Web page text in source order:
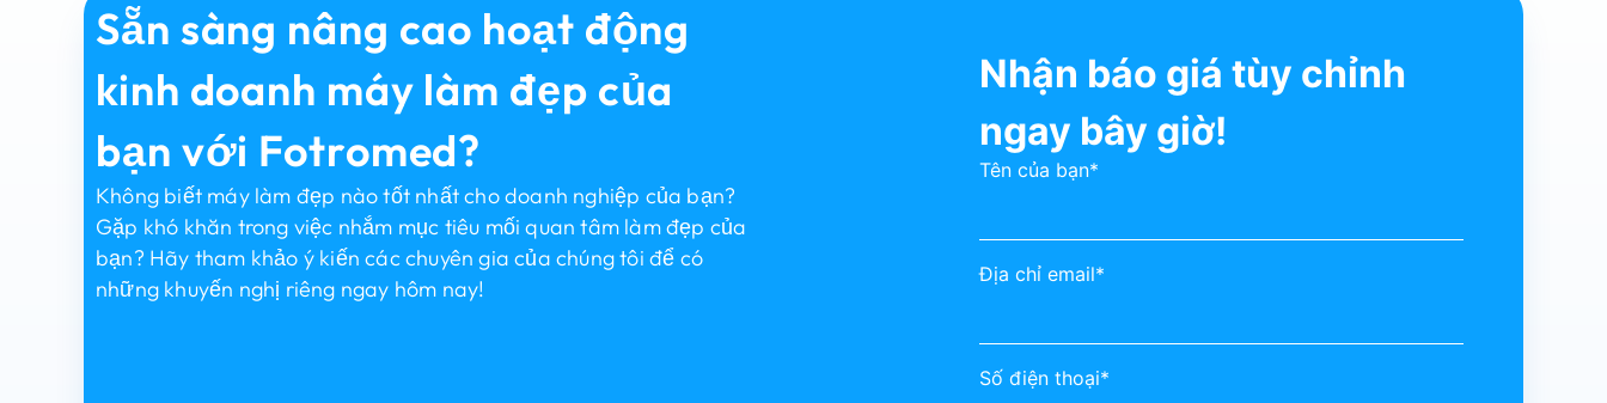
Sẵn sàng nâng cao hoạt động
kinh doanh máy làm đẹp của
bạn với Fotromed?
Không biết máy làm đẹp nào tốt nhất cho doanh nghiệp của bạn?
Gặp khó khăn trong việc nhắm mục tiêu mối quan tâm làm đẹp của
bạn? Hãy tham khảo ý kiến ​​các chuyên gia của chúng tôi để có
những khuyến nghị riêng ngay hôm nay!
Nhận báo giá tùy chỉnh
ngay bây giờ!
Tên của bạn*
Địa chỉ email*
Số điện thoại*